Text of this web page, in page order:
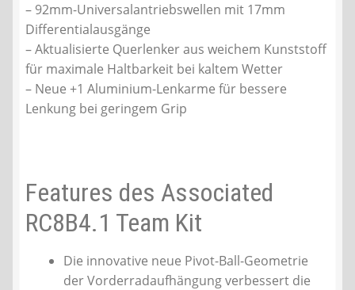
– 92mm-Universalantriebswellen mit 17mm
Differentialausgänge
– Aktualisierte Querlenker aus weichem Kunststoff
für maximale Haltbarkeit bei kaltem Wetter
– Neue +1 Aluminium-Lenkarme für bessere
Lenkung bei geringem Grip
Features des Associated
RC8B4.1 Team Kit
Die innovative neue Pivot-Ball-Geometrie
der Vorderradaufhängung verbessert die